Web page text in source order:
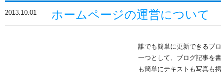
2013.10.01 ホームページの運営について
誰でも簡単に更新できるブ
一つとして、ブログ記事を
も簡単にテキストも写真も